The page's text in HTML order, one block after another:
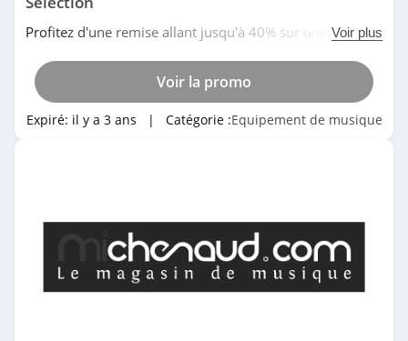
Profitez d'une remise allant jusqu'à 40% sur une
plus!
Voir plus
Voir la promo
Expiré: il y a 3 ans | Catégorie :Equipement de musique